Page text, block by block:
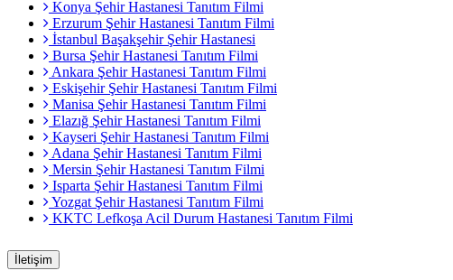
Konya Şehir Hastanesi Tanıtım Filmi
Erzurum Şehir Hastanesi Tanıtım Filmi
İstanbul Başakşehir Şehir Hastanesi
Bursa Şehir Hastanesi Tanıtım Filmi
Ankara Şehir Hastanesi Tanıtım Filmi
Eskişehir Şehir Hastanesi Tanıtım Filmi
Manisa Şehir Hastanesi Tanıtım Filmi
Elazığ Şehir Hastanesi Tanıtım Filmi
Kayseri Şehir Hastanesi Tanıtım Filmi
Adana Şehir Hastanesi Tanıtım Filmi
Mersin Şehir Hastanesi Tanıtım Filmi
Isparta Şehir Hastanesi Tanıtım Filmi
Yozgat Şehir Hastanesi Tanıtım Filmi
KKTC Lefkoşa Acil Durum Hastanesi Tanıtım Filmi
İletişim